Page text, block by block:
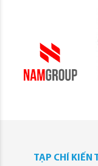
TẠP CHÍ KIẾN